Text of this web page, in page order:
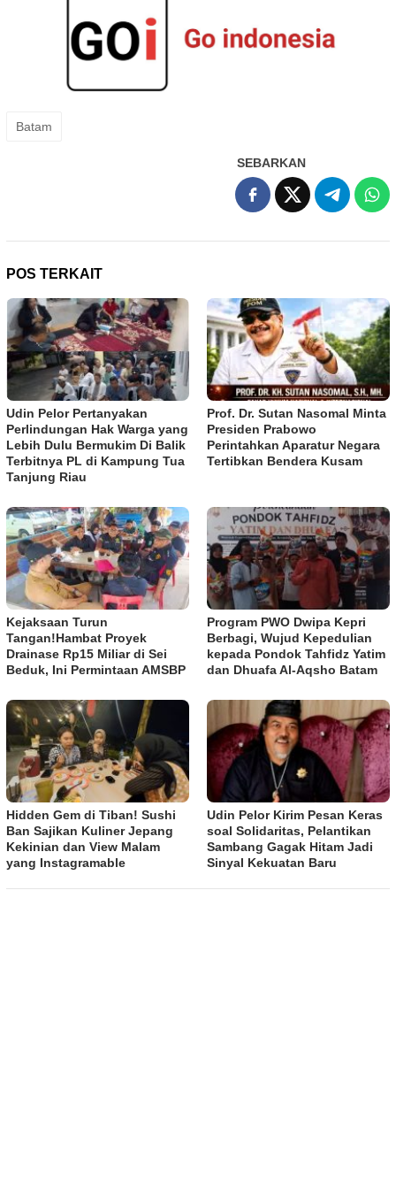
Batam
SEBARKAN
POS TERKAIT
Udin Pelor Pertanyakan
Perlindungan Hak Warga yang
Lebih Dulu Bermukim Di Balik
Terbitnya PL di Kampung Tua
Tanjung Riau
Prof. Dr. Sutan Nasomal Minta
Presiden Prabowo
Perintahkan Aparatur Negara
Tertibkan Bendera Kusam
Kejaksaan Turun
Tangan!Hambat Proyek
Drainase Rp15 Miliar di Sei
Beduk, Ini Permintaan AMSBP
Program PWO Dwipa Kepri
Berbagi, Wujud Kepedulian
kepada Pondok Tahfidz Yatim
dan Dhuafa Al-Aqsho Batam
Hidden Gem di Tiban! Sushi
Ban Sajikan Kuliner Jepang
Kekinian dan View Malam
yang Instagramable
Udin Pelor Kirim Pesan Keras
soal Solidaritas, Pelantikan
Sambang Gagak Hitam Jadi
Sinyal Kekuatan Baru